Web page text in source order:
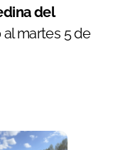
del
martes 5 de